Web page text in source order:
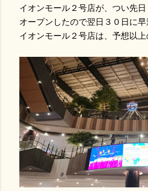
イオンモール２号店が、つい先
オープンしたので翌日３０日に早
イオンモール２号店は、予想以上